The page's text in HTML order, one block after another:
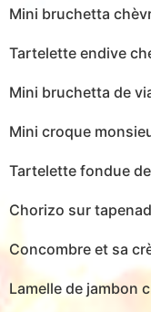
Mini bruchetta
Tartelette endive
Mini bruchetta de
Mini croque
Tartelette fondue
Chorizo sur
Concombre et sa
Lamelle de jambon